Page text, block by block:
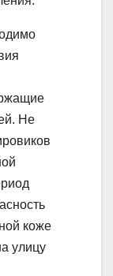
Не
коже
улицу